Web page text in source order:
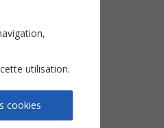
utilisation.
cookies